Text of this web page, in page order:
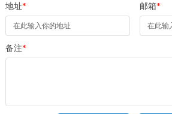
地址* 邮箱*
备注*